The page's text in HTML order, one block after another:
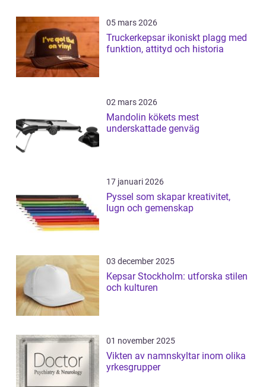
05 mars 2026
Truckerkepsar ikoniskt plagg med
funktion, attityd och historia
02 mars 2026
Mandolin kökets mest
underskattade genväg
17 januari 2026
Pyssel som skapar kreativitet,
lugn och gemenskap
03 december 2025
Kepsar Stockholm: utforska stilen
och kulturen
01 november 2025
Vikten av namnskyltar inom olika
yrkesgrupper